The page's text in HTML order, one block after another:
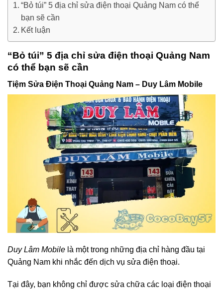
“Bỏ túi” 5 địa chỉ sửa điện thoại Quảng Nam có thể
bạn sẽ cần
Kết luận
“Bỏ túi” 5 địa chỉ sửa điện thoại Quảng Nam
có thể bạn sẽ cần
Tiệm Sửa Điện Thoại Quảng Nam – Duy Lâm Mobile
Duy Lâm Mobile là một trong những địa chỉ hàng đầu tại
Quảng Nam khi nhắc đến dịch vụ sửa điện thoại.
Tại đây, bạn không chỉ được sửa chữa các loại điện thoại